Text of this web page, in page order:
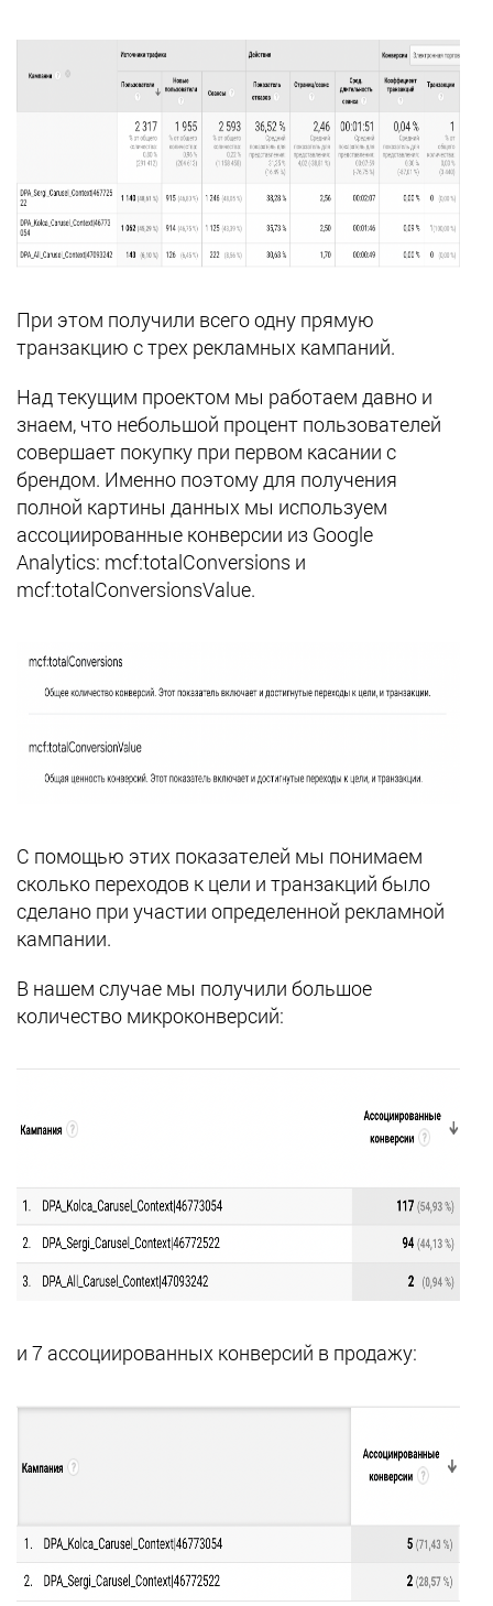
При этом получили всего одну прямую
транзакцию с трех рекламных кампаний.
Над текущим проектом мы работаем давно и
знаем, что небольшой процент пользователей
совершает покупку при первом касании с
брендом. Именно поэтому для получения
полной картины данных мы используем
ассоциированные конверсии из Google
Analytics: mcf:totalConversions и
mcf:totalConversionsValue.
С помощью этих показателей мы понимаем
сколько переходов к цели и транзакций было
сделано при участии определенной рекламной
кампании.
В нашем случае мы получили большое
количество микроконверсий:
и 7 ассоциированных конверсий в продажу: